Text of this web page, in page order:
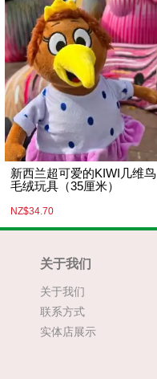
新西兰超可爱的KIWI几维鸟
毛绒玩具（35厘米）
NZ$34.70
关于我们
关于我们
联系方式
实体店展示